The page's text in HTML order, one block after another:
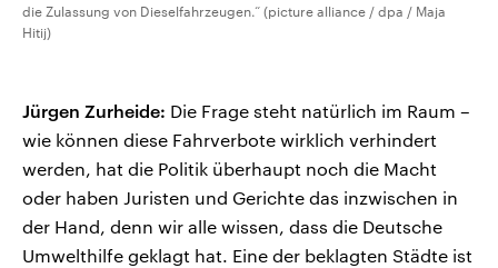
die Zulassung von Dieselfahrzeugen.“ (picture alliance / dpa / Maja
Hitij)
Jürgen Zurheide: Die Frage steht natürlich im Raum –
wie können diese Fahrverbote wirklich verhindert
werden, hat die Politik überhaupt noch die Macht
oder haben Juristen und Gerichte das inzwischen in
der Hand, denn wir alle wissen, dass die Deutsche
Umwelthilfe geklagt hat. Eine der beklagten Städte ist